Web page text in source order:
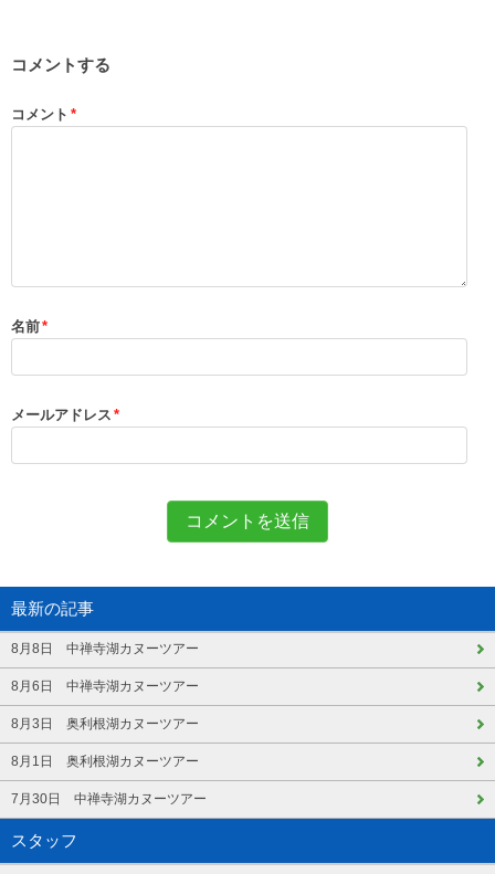
コメントする
コメント *
名前*
メールアドレス *
最新の記事
8月8日 中禅寺湖カヌーツアー
8月6日 中禅寺湖カヌーツアー
8月3日 奥利根湖カヌーツアー
8月1日 奥利根湖カヌーツアー
7月30日 中禅寺湖カヌーツアー
スタッフ